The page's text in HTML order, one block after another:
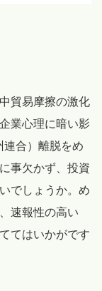
貿易摩擦の激化
業心理に暗い影
連合）離脱をめ
事欠かず、投資
でしょうか。め
速報性の高い
てはいかがです